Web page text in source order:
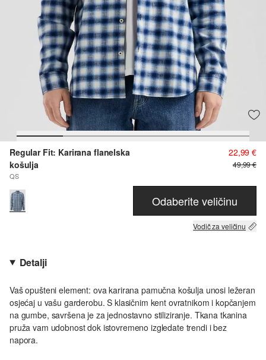
Regular Fit: Karirana flanelska
košulja
QS
22,99 €
49,99 €
Odaberite veličinu
Vodič za veličinu
Detalji
Vaš opušteni element: ova karirana pamučna košulja unosi ležeran
osjećaj u vašu garderobu. S klasičnim kent ovratnikom i kopčanjem
na gumbe, savršena je za jednostavno stiliziranje. Tkana tkanina
pruža vam udobnost dok istovremeno izgledate trendi i bez
napora.